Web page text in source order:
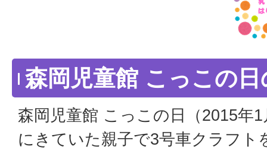
森岡児童館 こっこの日
森岡児童館 こっこの日（2015年
にきていた親子で3号車クラフト